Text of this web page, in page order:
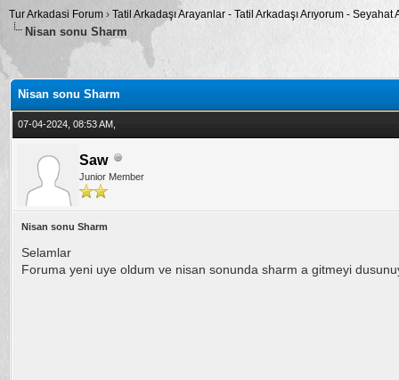
Tur Arkadasi Forum › Tatil Arkadaşı Arayanlar - Tatil Arkadaşı Arıyorum -
Nisan sonu Sharm
5
Nisan sonu Sharm
07-04-2024, 08:53 AM,
Saw
Junior Member
Nisan sonu Sharm
Selamlar
Foruma yeni uye oldum ve nisan sonunda sharm a gitmeyi